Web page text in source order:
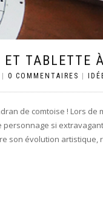
TABLETTE
0 COMMENTAIRES
de comtoise ! Lors de
si
son évolution artistique,